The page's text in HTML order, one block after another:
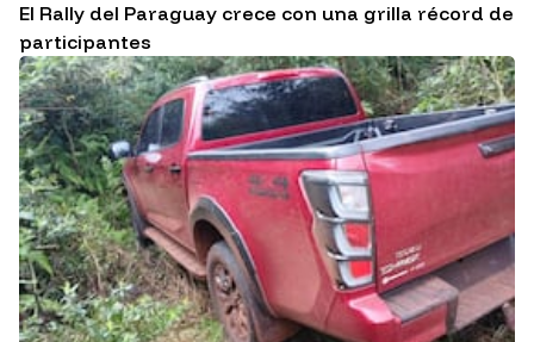
El Rally del Paraguay crece con una grilla récord de
participantes